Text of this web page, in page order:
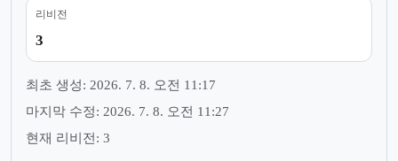
리비전
3
최초 생성: 2026. 7. 8. 오전 11:17
마지막 수정: 2026. 7. 8. 오전 11:27
현재 리비전: 3